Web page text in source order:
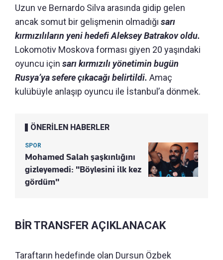
Uzun ve Bernardo Silva arasında gidip gelen
ancak somut bir gelişmenin olmadığı sarı
kırmızılıların yeni hedefi Aleksey Batrakov oldu.
Lokomotiv Moskova forması giyen 20 yaşındaki
oyuncu için sarı kırmızılı yönetimin bugün
Rusya’ya sefere çıkacağı belirtildi. Amaç
kulübüyle anlaşıp oyuncu ile İstanbul’a dönmek.
ÖNERİLEN HABERLER
SPOR
Mohamed Salah şaşkınlığını
gizleyemedi: "Böylesini ilk kez
gördüm"
BİR TRANSFER AÇIKLANACAK
Taraftarın hedefinde olan Dursun Özbek